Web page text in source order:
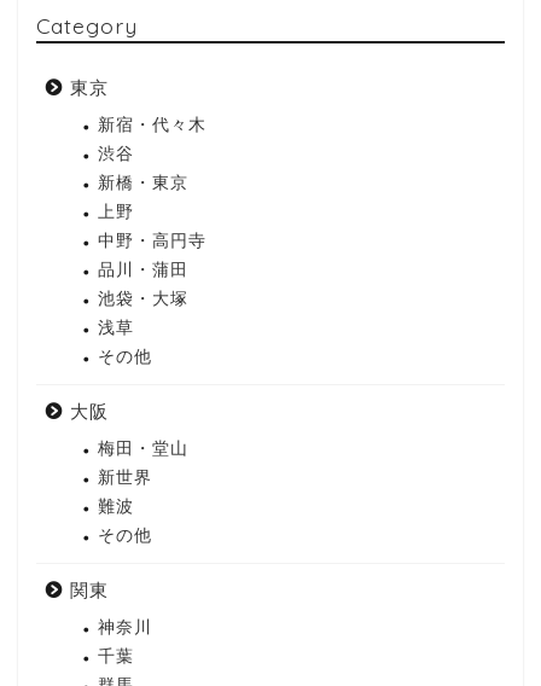
Category
東京
新宿・代々木
渋谷
新橋・東京
上野
中野・高円寺
品川・蒲田
池袋・大塚
浅草
その他
大阪
梅田・堂山
新世界
難波
その他
関東
神奈川
千葉